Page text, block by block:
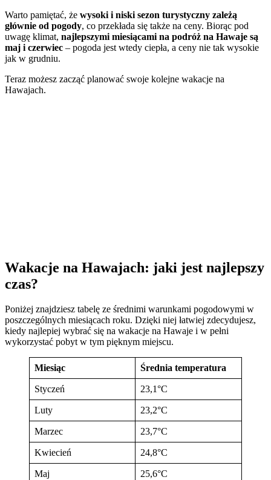
Warto pamiętać, że wysoki i niski sezon turystyczny zależą
głównie od pogody, co przekłada się także na ceny. Biorąc pod
uwagę klimat, najlepszymi miesiącami na podróż na Hawaje są
maj i czerwiec – pogoda jest wtedy ciepła, a ceny nie tak wysokie
jak w grudniu.
Teraz możesz zacząć planować swoje kolejne wakacje na
Hawajach.
Wakacje na Hawajach: jaki jest najlepszy
czas?
Poniżej znajdziesz tabelę ze średnimi warunkami pogodowymi w
poszczególnych miesiącach roku. Dzięki niej łatwiej zdecydujesz,
kiedy najlepiej wybrać się na wakacje na Hawaje i w pełni
wykorzystać pobyt w tym pięknym miejscu.
Miesiąc Średnia temperatura
Styczeń 23,1°C
Luty 23,2°C
Marzec 23,7°C
Kwiecień 24,8°C
Maj 25,6°C